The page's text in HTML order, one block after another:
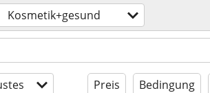
Kosmetik+gesund
Preis Bedingung